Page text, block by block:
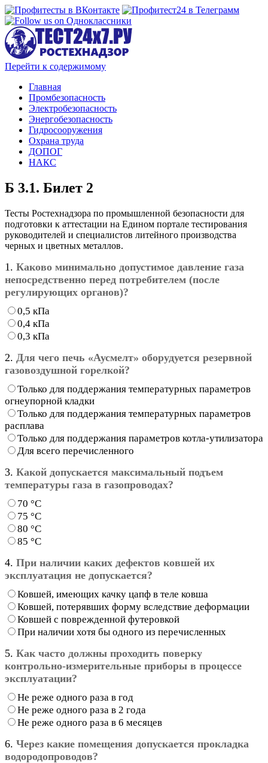
Перейти к содержимому
Главная
Промбезопасность
Электробезопасность
Энергобезопасность
Гидросооружения
Охрана труда
ДОПОГ
НАКС
Б 3.1. Билет 2
Тесты Ростехнадзора по промышленной безопасности для
подготовки к аттестации на Едином портале тестирования
руководителей и специалистов литейного производства
черных и цветных металлов.
1. Каково минимально допустимое давление газа
непосредственно перед потребителем (после
регулирующих органов)?
0,5 кПа
0,4 кПа
0,3 кПа
2. Для чего печь «Аусмелт» оборудуется резервной
газовоздушной горелкой?
Только для поддержания температурных параметров
огнеупорной кладки
Только для поддержания температурных параметров
расплава
Только для поддержания параметров котла-утилизатора
Для всего перечисленного
3. Какой допускается максимальный подъем
температуры газа в газопроводах?
70 °С
75 °С
80 °С
85 °С
4. При наличии каких дефектов ковшей их
эксплуатация не допускается?
Ковшей, имеющих качку цапф в теле ковша
Ковшей, потерявших форму вследствие деформации
Ковшей с поврежденной футеровкой
При наличии хотя бы одного из перечисленных
5. Как часто должны проходить поверку
контрольно-измерительные приборы в процессе
эксплуатации?
Не реже одного раза в год
Не реже одного раза в 2 года
Не реже одного раза в 6 месяцев
6. Через какие помещения допускается прокладка
водородопроводов?